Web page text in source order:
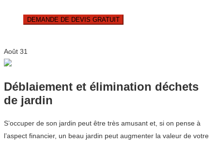
DEMANDE DE DEVIS GRATUIT
Août 31
Déblaiement et élimination déchets
de jardin
S’occuper de son jardin peut être très amusant et, si on pense à
l’aspect financier, un beau jardin peut augmenter la valeur de votre